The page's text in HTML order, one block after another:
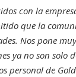
con la
que la
Nos pone
ya no son solo
personal de